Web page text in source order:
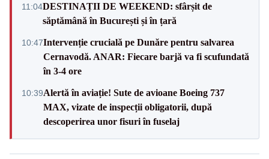
11:04DESTINAȚII DE WEEKEND: sfârșit de
săptămână în București și în țară
10:47Intervenție crucială pe Dunăre pentru salvarea
Cernavodă. ANAR: Fiecare barjă va fi scufundată
în 3-4 ore
10:39Alertă în aviație! Sute de avioane Boeing 737
MAX, vizate de inspecții obligatorii, după
descoperirea unor fisuri în fuselaj